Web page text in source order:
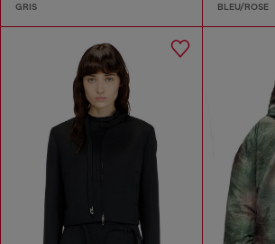
GRIS BLEU/ROSE